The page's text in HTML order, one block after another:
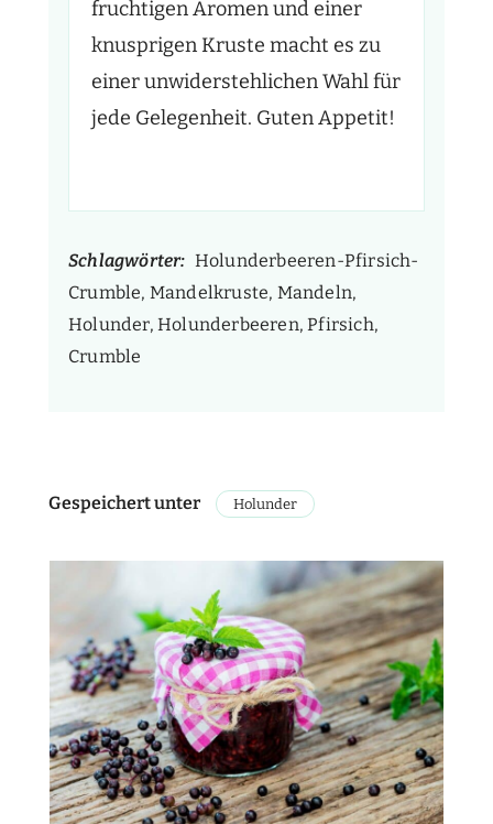
fruchtigen Aromen und einer
knusprigen Kruste macht es zu
einer unwiderstehlichen Wahl für
jede Gelegenheit. Guten Appetit!
Schlagwörter: Holunderbeeren-Pfirsich-
Crumble, Mandelkruste, Mandeln,
Holunder, Holunderbeeren, Pfirsich,
Crumble
Gespeichert unter Holunder